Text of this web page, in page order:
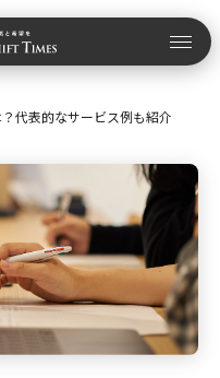
代表的なサービス例も紹介